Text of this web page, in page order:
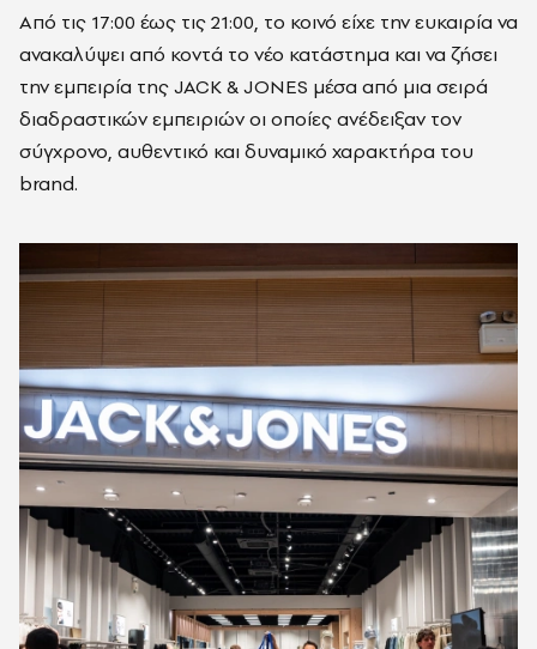
Από τις 17:00 έως τις 21:00, το κοινό είχε την ευκαιρία να
ανακαλύψει από κοντά το νέο κατάστημα και να ζήσει
την εμπειρία της JACK & JONES μέσα από μια σειρά
διαδραστικών εμπειριών οι οποίες ανέδειξαν τον
σύγχρονο, αυθεντικό και δυναμικό χαρακτήρα του
brand.